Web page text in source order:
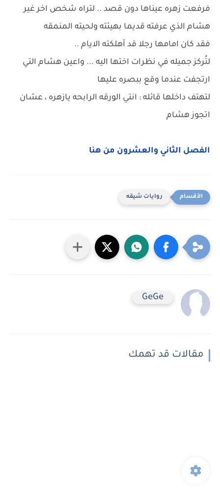
فرفعت زهره عيناها دون قصد .. لتراه شخص اخر غير
هشام الذي عرفته قديما بهيئته ولحيته المنمقه
فقد كان امامها رجلا قد أهلكته الايام ..
لتُركز جميله في نظرات اختها اليه ... واعين هشام التي
ارتجفت عندما وقع ببصره عليها
لتهتف داخلها قائله : انتي الورقه الرابحه يازهره ، عشان
اتجوز هشام
الفصل الثاني والعشرون من هنا
روايات شيقه
GeGe
مقالات قد تهمك